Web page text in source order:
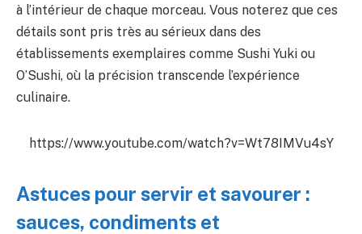
à l’intérieur de chaque morceau. Vous noterez que ces
détails sont pris très au sérieux dans des
établissements exemplaires comme Sushi Yuki ou
O’Sushi, où la précision transcende l’expérience
culinaire.
https://www.youtube.com/watch?v=Wt78IMVu4sY
Astuces pour servir et savourer :
sauces, condiments et